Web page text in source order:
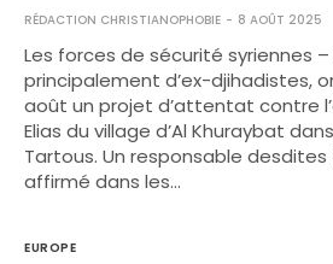
RÉDACTION CHRISTIANOPHOBIE 8 AOÛT 2025
Les forces de sécurité syriennes
principalement d’ex-djihadistes,
août un projet d’attentat contre
Elias du village d’Al Khuraybat
Tartous. Un responsable
affirmé dans les…
EUROPE